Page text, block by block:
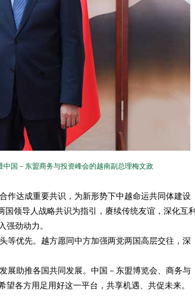
国－东盟商务与投资峰会的越南副总理梅文政
达成重要共识，为新形势下中越命运共同体建设
领导人战略共识为指引，赓续传统友谊，深化互利
强劲动力。
优先。越方愿同中方加强两党两国高层交往，深
助推各国共同发展。中国－东盟博览会、商务与
各方用足用好这一平台，共享机遇、共促未来。